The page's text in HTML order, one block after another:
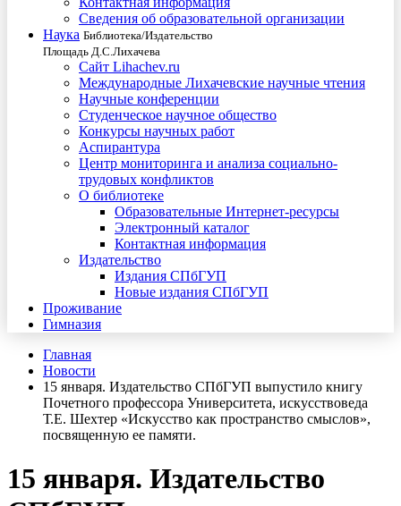
Сведения об образовательной организации
Наука Библиотека/Издательство
Площадь Д.С.Лихачева
Сайт Lihachev.ru
Международные Лихачевские научные чтения
Научные конференции
Студенческое научное общество
Конкурсы научных работ
Аспирантура
Центр мониторинга и анализа социально-
трудовых конфликтов
О библиотеке
Образовательные Интернет-ресурсы
Электронный каталог
Контактная информация
Издательство
Издания СПбГУП
Новые издания СПбГУП
Проживание
Гимназия
Главная
Новости
15 января. Издательство СПбГУП выпустило книгу
Почетного профессора Университета, искусствоведа
Т.Е. Шехтер «Искусство как пространство смыслов»,
посвященную ее памяти.
15 января. Издательство